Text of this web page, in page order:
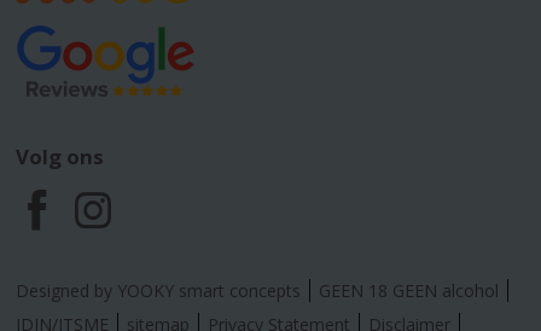
Volg ons
F
a
I
n
Designed by YOOKY smart concepts
GEEN 18 GEEN alcohol
IDIN/ITSME
sitemap Privacy Statement Disclaimer